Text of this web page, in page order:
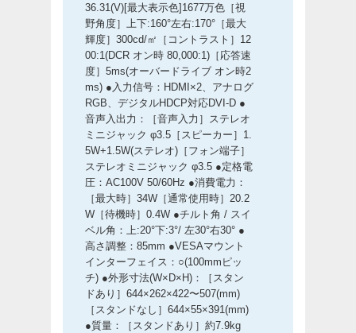
36.31(V)[最大表示色]1677万色［視
野角度］上下:160°左右:170°［最大
輝度］300cd/㎡［コントラスト］12
00:1(DCR オン時 80,000:1)［応答速
度］5ms(オーバードライブ オン時2
ms) ●入力信号：HDMI×2、アナログ
RGB、デジタルHDCP対応DVI-D ●
音声入出力：［音声入力］ステレオ
ミニジャック φ3.5［スピーカー］1.
5W+1.5W(ステレオ)［フォン端子］
ステレオミニジャック φ3.5 ●定格電
圧：AC100V 50/60Hz ●消費電力：
［最大時］34W［通常使用時］20.2
W［待機時］0.4W ●チルト角 / スイ
ベル角：上:20°下:3°/ 左30°右30° ●
高さ調整：85mm ●VESAマウント
インターフェイス：○(100mmピッ
チ) ●外形寸法(W×D×H)：［スタン
ドあり］644×262×422〜507(mm)
［スタンドなし］644×55×391(mm)
●質量：［スタンドあり］約7.9kg